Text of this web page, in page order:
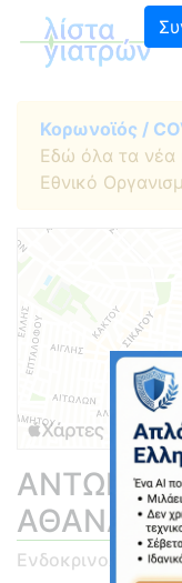
Κορωνοϊός /
Εδώ όλα τα νέα
Εθνικό
Ενδοκρινολόγος